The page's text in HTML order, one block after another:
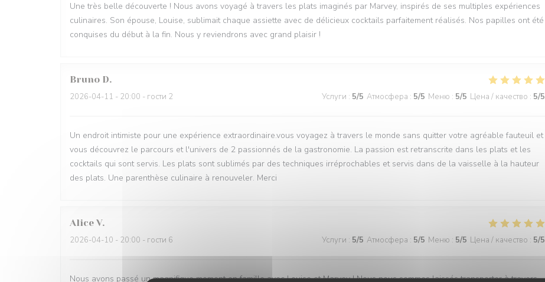
Une très belle découverte ! Nous avons voyagé à travers les plats imaginés par Marvey, inspirés de ses multiples expériences
culinaires. Son épouse, Louise, sublimait chaque assiette avec de délicieux cocktails parfaitement réalisés. Nos papilles ont été
conquises du début à la fin. Nous y reviendrons avec grand plaisir !
Bruno D
2026-04-11 - 20:00 - гости 2 Услуги : 5/5 Атмосфера : 5/5 Меню : 5/5 Цена / качество : 5/5
Un endroit intimiste pour une expérience extraordinaire.vous voyagez à travers le monde sans quitter votre agréable fauteuil et
vous découvrez le parcours et l'univers de 2 passionnés de la gastronomie. La passion est retranscrite dans les plats et les
cocktails qui sont servis. Les plats sont sublimés par des techniques irréprochables et servis dans de la vaisselle à la hauteur
des plats. Une parenthèse culinaire à renouveler. Merci
Alice V
2026-04-10 - 20:00 - гости 6 Услуги : 5/5 Атмосфера : 5/5 Меню : 5/5 Цена / качество : 5/5
Nous avons passé un magnifique moment en famille avec Louise et Marvey ! Nous nous sommes laissés transporter à travers